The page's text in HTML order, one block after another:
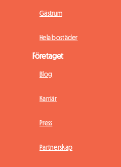
Gästrum
Hela bostäder
Företaget
Blog
Karriär
Press
Partnerskap